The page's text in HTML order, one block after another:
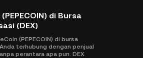
di Bursa
(DEX)
(PEPECOIN) di bursa
terhubung dengan penjual
perantara apa pun. DEX